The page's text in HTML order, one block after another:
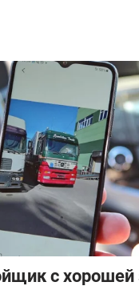
с хорошей